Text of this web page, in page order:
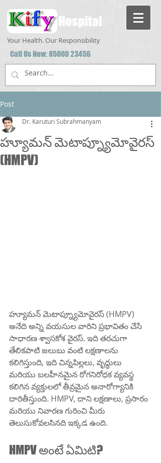
Hospital
Your Health. Our Responsibility
Call Us Now:85000 23456
Post
హ్యూమన్ మెటాప్న్యూమోవైరస్
(HMPV)
Dr. Karuturi Subrahmanyam
హ్యూమన్ మెటాప్న్యూమోవైరస్ (HMPV)
అనేది అన్ని వయసుల వారిని ప్రభావితం చేసే
సాధారణ శ్వాసకోశ వైరస్. ఇది తరచుగా
తేలికపాటి జలుబు వంటి లక్షణాలను
కలిగిస్తుంది, ఇది చిన్నపిల్లలు, వృద్ధులు
మరియు బలహీనమైన రోగనిరోధక వ్యవస్థ
కలిగిన వ్యక్తులలో తీవ్రమైన అనారోగ్యానికి
దారితీస్తుంది. HMPV, దాని లక్షణాలు, ప్రసారం
మరియు నివారణ గురించి మీరు
తెలుసుకోవలసినది ఇక్కడ ఉంది.
HMPV అంటే ఏమిటి?